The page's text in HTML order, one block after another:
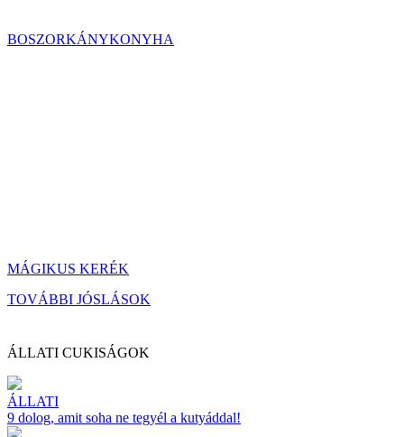
BOSZORKÁNYKONYHA
MÁGIKUS KERÉK
TOVÁBBI JÓSLÁSOK
ÁLLATI CUKISÁGOK
ÁLLATI
9 dolog, amit soha ne tegyél a kutyáddal!